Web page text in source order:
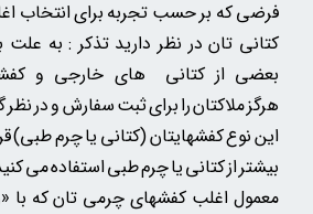
فرضی که بر حسب تجربه برای انتخاب
کتانی تان در نظر دارید تذکر : به علت
بعضی از کتانی های خارجی و
هرگز ملاکتان را برای ثبت سفارش و در نظر
این نوع کفشهایتان (کتانی یا چرم طبی)
بیشتر از کتانی یا چرم طبی استفاده می
معمول اغلب کفشهای چرمی تانکه با